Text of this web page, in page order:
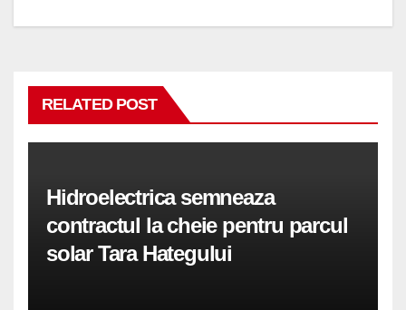
RELATED POST
Hidroelectrica semneaza
contractul la cheie pentru parcul
solar Tara Hategului